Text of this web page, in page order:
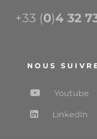
+33 (0)4 32
NOUS
Youtube
LinkedIn